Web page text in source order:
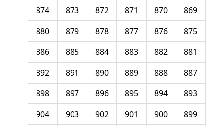
869
870
871
872
873
874
875
876
877
878
879
880
881
882
883
884
885
886
887
888
889
890
891
892
893
894
895
896
897
898
899
900
901
902
903
904